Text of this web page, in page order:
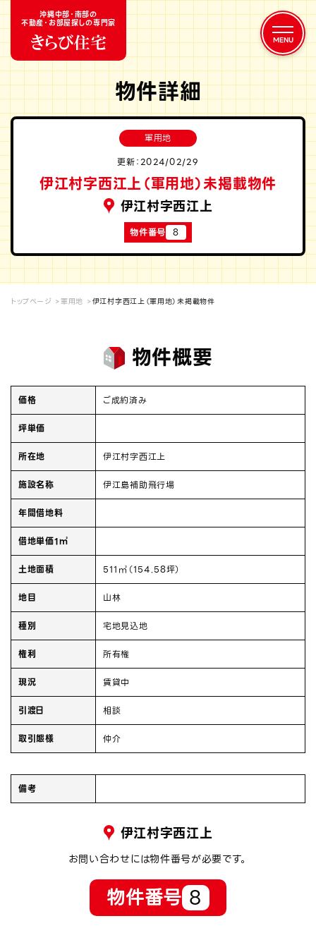
沖縄中部・南部の
不動産・お部屋探しの専門家
物件詳細
軍用地
更新：2024/02/29
伊江村字西江上（軍用地）未掲載物件
伊江村字西江上
物件番号 8
トップページ 軍用地 伊江村字西江上（軍用地）未掲載物件
物件概要
価格 ご成約済み
坪単価
所在地 伊江村字西江上
施設名称 伊江島補助飛行場
年間借地料
借地単価1㎡
土地面積 511㎡（154.58坪）
地目 山林
種別 宅地見込地
権利 所有権
現況 賃貸中
引渡日 相談
取引態様 仲介
備考
伊江村字西江上
お問い合わせには物件番号が必要です。
物件番号 8